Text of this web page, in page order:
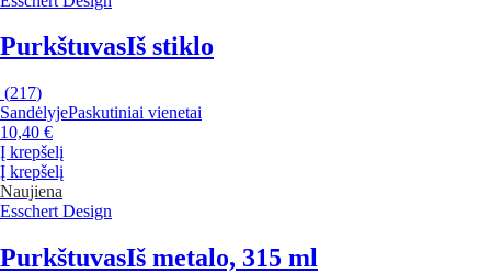
PurkštuvasIš stiklo
(217)
SandėlyjePaskutiniai vienetai
10,40 €
Į krepšelį
Į krepšelį
Naujiena
Esschert Design
PurkštuvasIš metalo, 315 ml